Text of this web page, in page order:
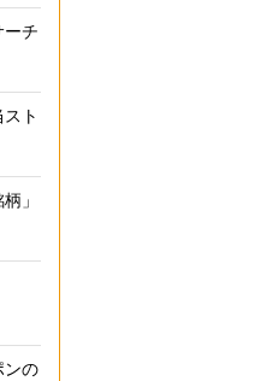
ーチ
ト
」
ンの